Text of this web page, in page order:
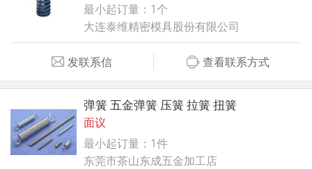
最小起订量：1个
大连泰维精密模具股份有限公司
发联系信 查看联系方式
弹簧 五金弹簧 压簧 拉簧 扭簧
面议
最小起订量：1件
东莞市茶山东成五金加工店